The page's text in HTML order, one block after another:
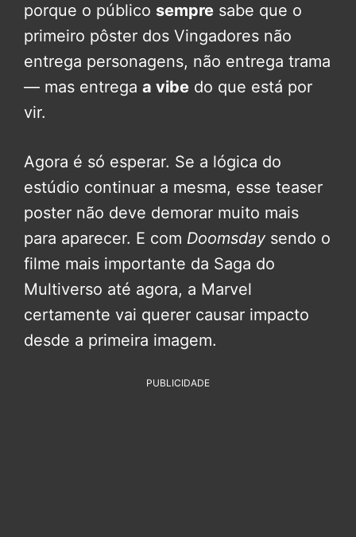
porque o público sempre sabe que o
primeiro pôster dos Vingadores não
entrega personagens, não entrega trama
— mas entrega a vibe do que está por
vir.
Agora é só esperar. Se a lógica do
estúdio continuar a mesma, esse teaser
poster não deve demorar muito mais
para aparecer. E com Doomsday sendo o
filme mais importante da Saga do
Multiverso até agora, a Marvel
certamente vai querer causar impacto
desde a primeira imagem.
PUBLICIDADE